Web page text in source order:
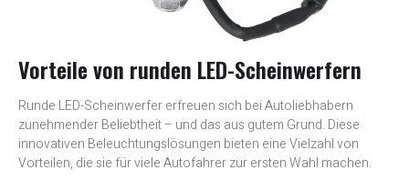
Vorteile von runden LED-Scheinwerfern
Runde LED-Scheinwerfer erfreuen sich bei Autoliebhabern
zunehmender Beliebtheit – und das aus gutem Grund. Diese
innovativen Beleuchtungslösungen bieten eine Vielzahl von
Vorteilen, die sie für viele Autofahrer zur ersten Wahl machen.